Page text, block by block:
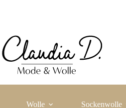
Wolle Sockenwolle